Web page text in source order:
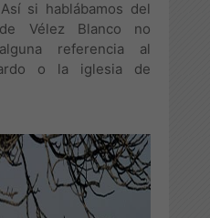
si hablábamos del
Vélez Blanco no
referencia al
o la iglesia de